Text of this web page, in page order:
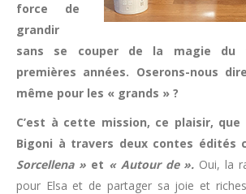
force de
grandir
sans se couper de la magie du
premières années. Oserons-nous
même pour les « grands » ?
C’est à cette mission, ce plaisir, que
Bigoni à travers deux contes édités
Sorcellena »et « Autour de ». Oui, la
pour Elsa et de partager sa joie et